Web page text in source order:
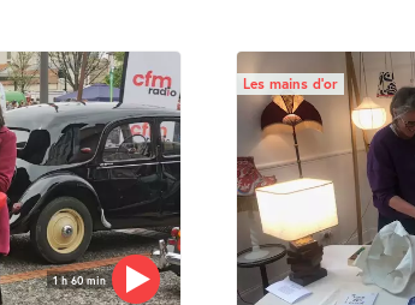
1 h 60 min
Les mains d’or